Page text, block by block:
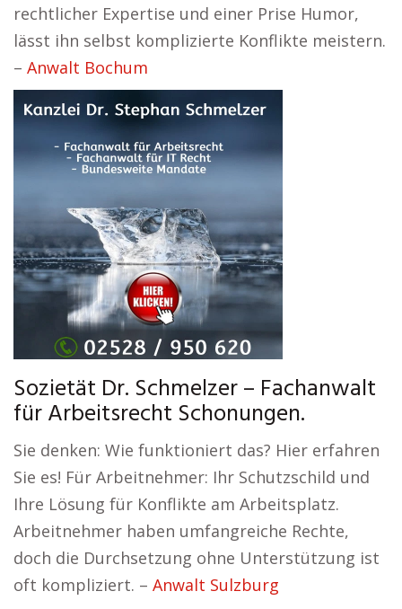
rechtlicher Expertise und einer Prise Humor,
lässt ihn selbst komplizierte Konflikte meistern.
– Anwalt Bochum
Sozietät Dr. Schmelzer – Fachanwalt
für Arbeitsrecht Schonungen.
Sie denken: Wie funktioniert das? Hier erfahren
Sie es! Für Arbeitnehmer: Ihr Schutzschild und
Ihre Lösung für Konflikte am Arbeitsplatz.
Arbeitnehmer haben umfangreiche Rechte,
doch die Durchsetzung ohne Unterstützung ist
oft kompliziert. – Anwalt Sulzburg